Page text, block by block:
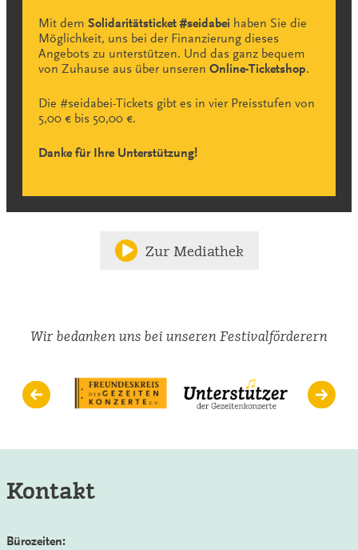
Mit dem Solidaritätsticket #seidabei haben Sie die
Möglichkeit, uns bei der Finanzierung dieses
Angebots zu unterstützen. Und das ganz bequem
von Zuhause aus über unseren Online-Ticketshop.
Die #seidabei-Tickets gibt es in vier Preisstufen von
5,00 € bis 50,00 €.
Danke für Ihre Unterstützung!
Zur Mediathek
Wir bedanken uns bei unseren Festivalförderern
Kontakt
Bürozeiten: